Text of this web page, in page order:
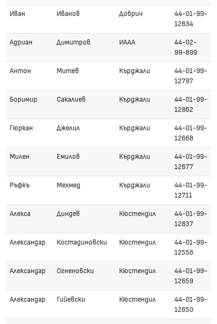
Иван Иванов Добрич
44-01-99-
12634
Адриан Димитров ИААА
44-02-
99-899
Антон Митев Кърджали
44-01-99-
12797
Боримир Сакалиев Кърджали
44-01-99-
12862
Гюркан Джелил Кърджали
44-01-99-
12668
Милен Емилов Кърджали
44-01-99-
12677
Ръфкъ Мехмед Кърджали
44-01-99-
12711
Алекса Диндев Кюстендил
44-01-99-
12837
Александар Костадиновски Кюстендил
44-01-99-
12556
Александар Огненовски Кюстендил
44-01-99-
12659
Александар Гийевски Кюстендил
44-01-99-
12650